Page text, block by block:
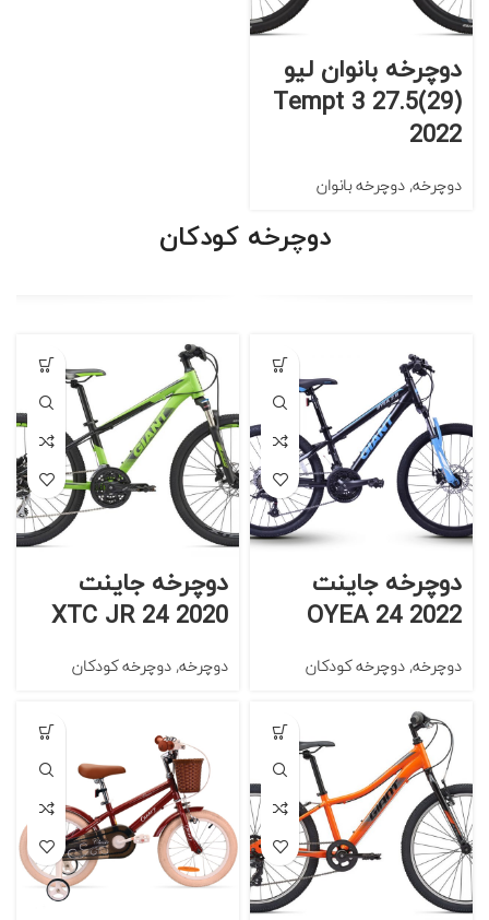
دوچرخه بانوان لیو
Tempt 3 27.5(29)
2022
دوچرخه, دوچرخه بانوان
دوچرخه کودکان
دوچرخه جاینت
OYEA 24 2022
دوچرخه, دوچرخه کودکان
دوچرخه جاینت
XTC JR 24 2020
دوچرخه, دوچرخه کودکان